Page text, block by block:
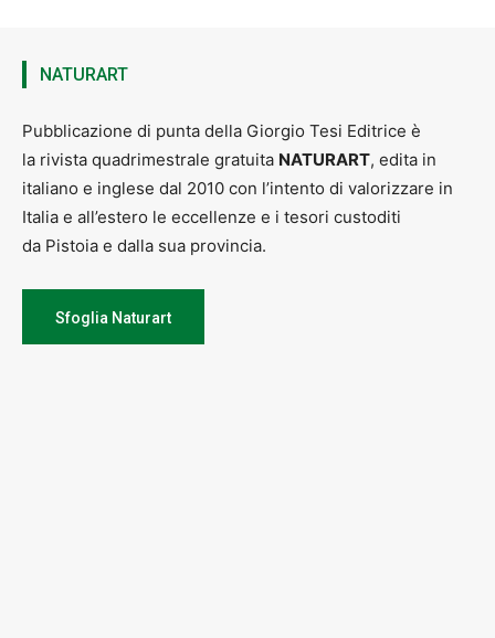
NATURART
Pubblicazione di punta della Giorgio Tesi Editrice è
la rivista quadrimestrale gratuita NATURART, edita in
italiano e inglese dal 2010 con l’intento di valorizzare in
Italia e all’estero le eccellenze e i tesori custoditi
da Pistoia e dalla sua provincia.
Sfoglia Naturart